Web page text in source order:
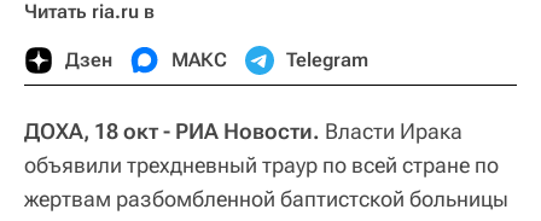
Читать ria.ru в
Дзен МАКС Telegram
ДОХА, 18 окт - РИА Новости. Власти Ирака
объявили трехдневный траур по всей стране по
жертвам разбомбленной баптистской больницы